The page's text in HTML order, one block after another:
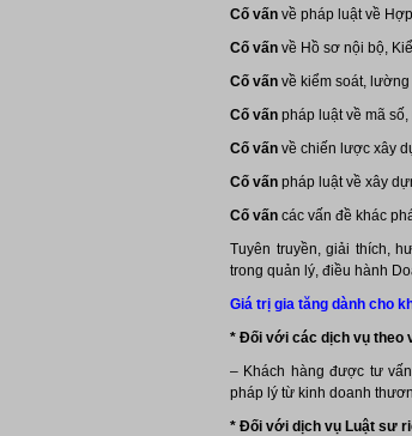
Cố vấn về pháp luật về
Cố vấn về Hồ sơ nội bộ,
Cố vấn về kiểm soát,
Cố vấn pháp luật về mã
Cố vấn về chiến lược xây
Cố vấn pháp luật về xây
Cố vấn các vấn đề khác
Tuyên truyền, giải thích,
trong quản lý, điều hành
Giá trị gia tăng dành cho
* Đối với các dịch vụ theo
– Khách hàng được tư
pháp lý từ kinh doanh
* Đối với dịch vụ Luật sư